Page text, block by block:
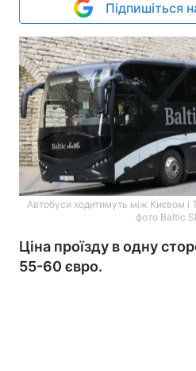
Підпишіться
Автобуси ходитимуть між Києвом і
фото Baltic
Ціна проїзду в одну
55-60 євро.